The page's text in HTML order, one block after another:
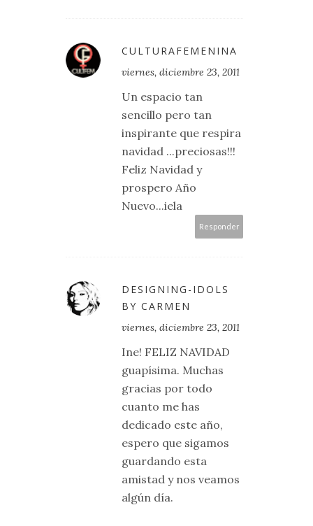
CULTURAFEMENINA
viernes, diciembre 23, 2011
Un espacio tan
sencillo pero tan
inspirante que respira
navidad ...preciosas!!!
Feliz Navidad y
prospero Año
Nuevo...iela
Responder
DESIGNING-IDOLS
BY CARMEN
viernes, diciembre 23, 2011
Ine! FELIZ NAVIDAD
guapísima. Muchas
gracias por todo
cuanto me has
dedicado este año,
espero que sigamos
guardando esta
amistad y nos veamos
algún día.